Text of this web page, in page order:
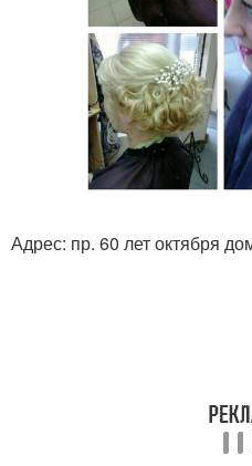
Адрес: пр. 60 лет октября